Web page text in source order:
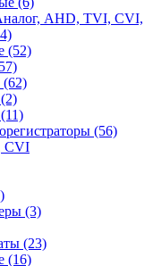
AHD, TVI, CVI,
(52)
(62)
(2)
(11)
(56)
CVI
(3)
(23)
(16)